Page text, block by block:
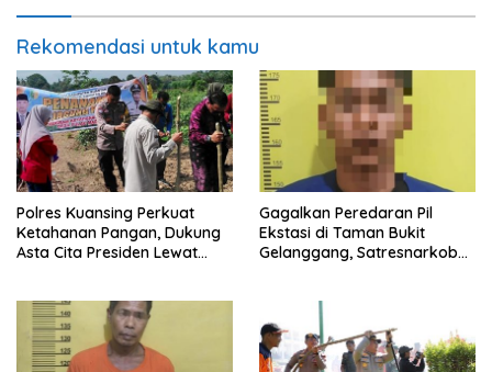
Rekomendasi untuk kamu
Polres Kuansing Perkuat
Ketahanan Pangan, Dukung
Asta Cita Presiden Lewat
Gagalkan Peredaran Pil
Ekstasi di Taman Bukit
Gelanggang, Satresnarkoba